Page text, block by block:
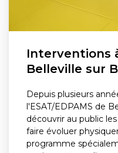
Interventions
Belleville sur
Depuis plusieurs
l'ESAT/EDPAMS de
découvrir au public
faire évoluer
programme